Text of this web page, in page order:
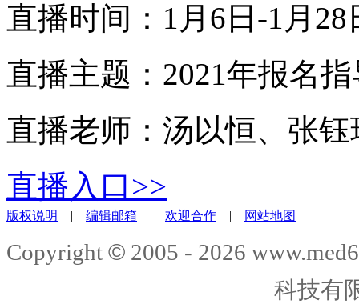
直播时间：1月6日-1月28
直播主题：2021年报名
直播老师：汤以恒、张
直播入口>>
版权说明 编辑邮箱 欢迎合作 网站地图
Copyright © 2005 - 2026
科技有